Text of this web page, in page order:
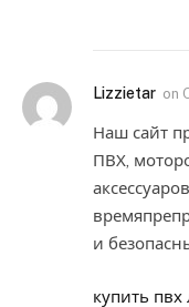
Lizzietar on
Наш сайт
ПВХ,
и
купить пвх